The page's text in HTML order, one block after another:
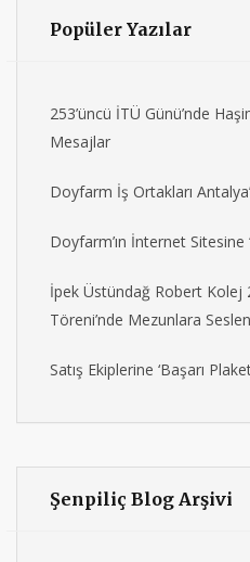
Popüler Yazılar
253’üncü İTÜ Günü’nde
Mesajlar
Doyfarm İş Ortakları
Doyfarm’ın İnternet Sitesine
İpek Üstündağ Robert Kolej
Töreni’nde Mezunlara
Satış Ekiplerine ‘Başarı
Şenpiliç Blog Arşivi